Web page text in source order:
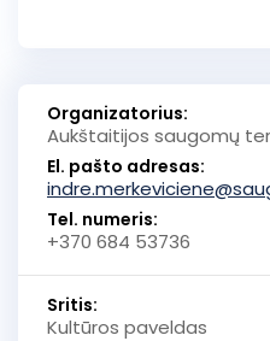
Organizatorius:
Aukštaitijos saugomų
El. pašto adresas:
Tel. numeris:
+370 684 53736
Sritis:
Kultūros paveldas